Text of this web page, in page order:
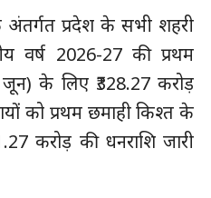
प्रदेश के सभी शहरी
वर्ष 2026-27 की प्रथम
के लिए ₹328.27 करोड़
को प्रथम छमाही किश्त के
करोड़ की धनराशि जारी